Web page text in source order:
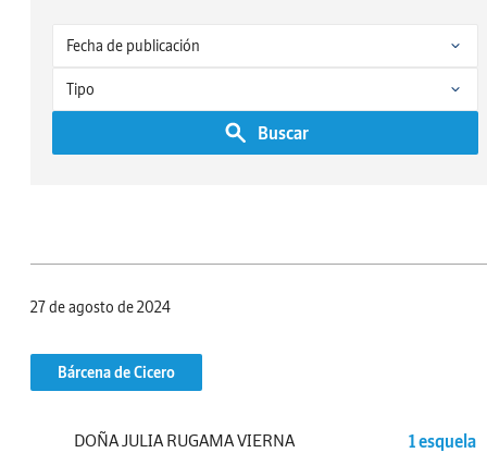
Buscar
27 de agosto de 2024
Bárcena de Cicero
DOÑA JULIA RUGAMA VIERNA 1 esquela